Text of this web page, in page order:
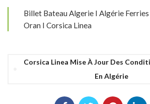
Billet Bateau Algerie I Algérie
Oran I Corsica Linea
Corsica Linea Mise À Jour Des
En Algérie